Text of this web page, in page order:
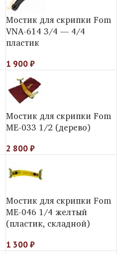
Мостик для скрипки Fom
VNA-614 3/4 — 4/4
пластик
1 900₽
Мостик для скрипки Fom
ME-033 1/2 (дерево)
2 800₽
Мостик для скрипки Fom
МE-046 1/4 желтый
(пластик, складной)
1 300₽